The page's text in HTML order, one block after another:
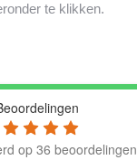
te klikken.
op 36 beoordelingen